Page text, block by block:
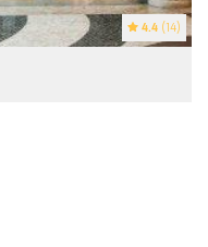
4.4 (14)